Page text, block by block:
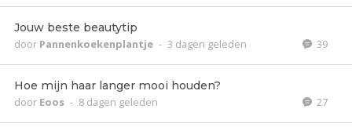
Jouw beste beautytip
door Pannenkoekenplantje - 3 dagen geleden 39
Hoe mijn haar langer mooi houden?
door Eoos - 8 dagen geleden 27